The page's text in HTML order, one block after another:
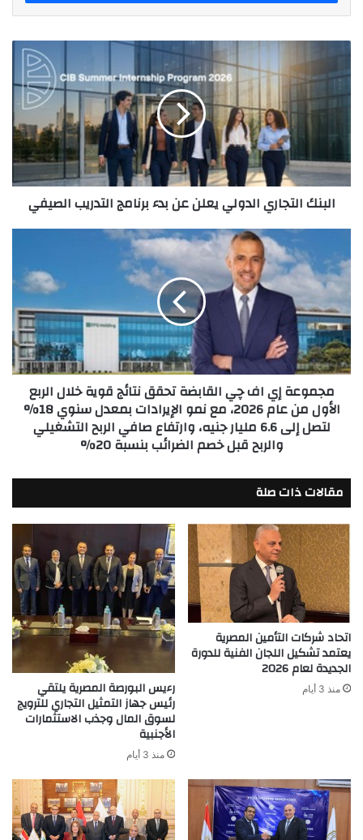
البنك
الدولي
يعلن
بدء
التدريب
الصيفي
البنك التجاري الدولي يعلن عن بدء برنامج التدريب الصيفي
اف
چي
القابضة
تحقق
نتائج
قوية
خلال
الربع
الأول
نمو
الإيرادات
بمعدل
سنوي
18%
لتصل
إلى
6.6
جنيه،
وارتفاع
الربح
الضرائب
بنسبة
مجموعة إي اف چي القابضة تحقق نتائج قوية خلال الربع
الأول من عام 2026، مع نمو الإيرادات بمعدل سنوي 18%
لتصل إلى 6.6 مليار جنيه، وارتفاع صافي الربح التشغيلي
والربح قبل خصم الضرائب بنسبة 20%
مقالات ذات صلة
اتحاد شركات التأمين المصرية
يعتمد تشكيل اللجان الفنية للدورة
الجديدة لعام 2026
منذ 3 أيام رءيس البورصة المصرية يلتقي
رئيس جهاز التمثيل التجاري للترويج
لسوق المال وجذب الاستثمارات
الأجنبية
منذ 3 أيام